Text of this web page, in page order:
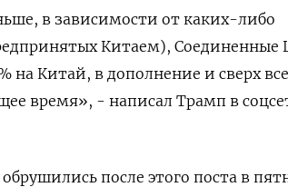
в зависимости от каких-либо
Китаем), Соединенные
Китай, в дополнение и сверх
время», - написал Трамп в
после этого поста в